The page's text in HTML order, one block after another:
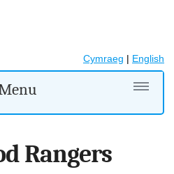
Cymraeg | English
Rangers